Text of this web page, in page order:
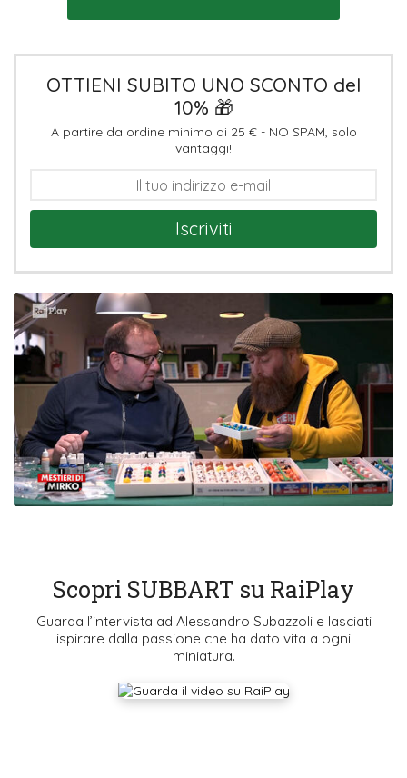
OTTIENI SUBITO UNO SCONTO del
10% 🎁
A partire da ordine minimo di 25 € - NO SPAM, solo
vantaggi!
Iscriviti
Scopri SUBBART su RaiPlay
Guarda l’intervista ad Alessandro Subazzoli e lasciati
ispirare dalla passione che ha dato vita a ogni
miniatura.